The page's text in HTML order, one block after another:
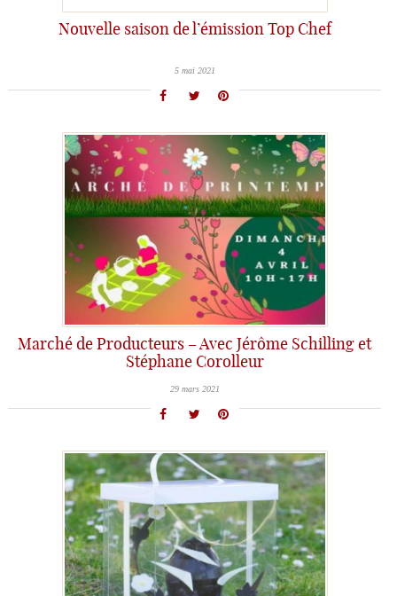
Nouvelle saison de l’émission Top Chef
5 mai 2021
Marché de Producteurs – Avec Jérôme Schilling et
Stéphane Corolleur
29 mars 2021